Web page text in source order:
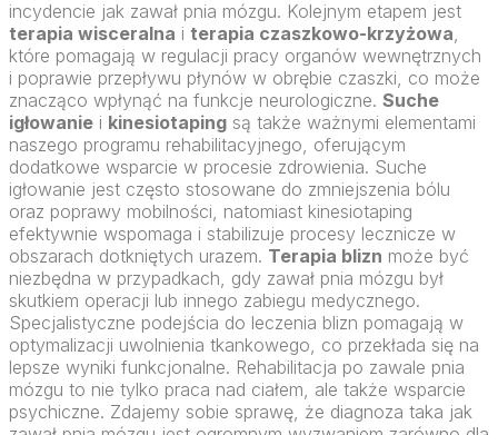
incydencie jak zawał pnia mózgu. Kolejnym etapem jest
terapia wisceralna i terapia czaszkowo-krzyżowa,
które pomagają w regulacji pracy organów wewnętrznych
i poprawie przepływu płynów w obrębie czaszki, co może
znacząco wpłynąć na funkcje neurologiczne. Suche
igłowanie i kinesiotaping są także ważnymi elementami
naszego programu rehabilitacyjnego, oferującym
dodatkowe wsparcie w procesie zdrowienia. Suche
igłowanie jest często stosowane do zmniejszenia bólu
oraz poprawy mobilności, natomiast kinesiotaping
efektywnie wspomaga i stabilizuje procesy lecznicze w
obszarach dotkniętych urazem. Terapia blizn może być
niezbędna w przypadkach, gdy zawał pnia mózgu był
skutkiem operacji lub innego zabiegu medycznego.
Specjalistyczne podejścia do leczenia blizn pomagają w
optymalizacji uwolnienia tkankowego, co przekłada się na
lepsze wyniki funkcjonalne. Rehabilitacja po zawale pnia
mózgu to nie tylko praca nad ciałem, ale także wsparcie
psychiczne. Zdajemy sobie sprawę, że diagnoza taka jak